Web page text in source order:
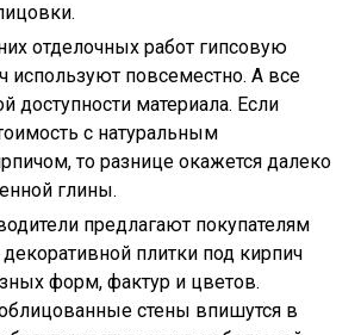
отделочных работ гипсовую
используют повсеместно. А все
доступности материала. Если
с натуральным
то разнице окажется далеко
глины.
предлагают покупателям
плитки под кирпич
форм, фактур и цветов.
стены впишутся в